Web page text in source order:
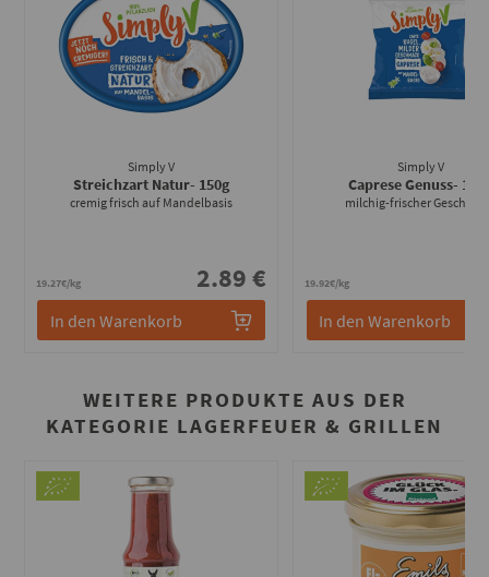
Simply V
Streichzart Natur- 150g
cremig frisch auf Mandelbasis
19.27€/kg 2.89 €
In den Warenkorb
Simply V
Caprese Genuss-
milchig-frischer
19.92€/kg
In den Warenkorb
WEITERE PRODUKTE AUS DER
KATEGORIE LAGERFEUER & GRILLEN